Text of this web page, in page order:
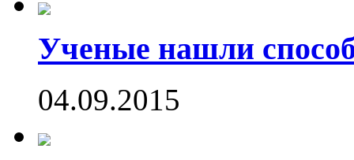
Ученые нашли
04.09.2015